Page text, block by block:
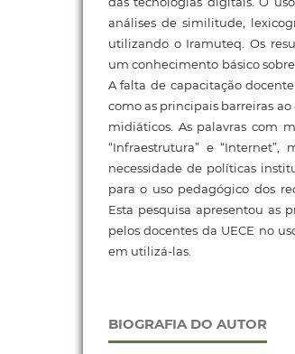
análises de similitude,
utilizando o Iramuteq. Os
um conhecimento básico
A falta de capacitação
como as principais barreiras
midiáticos. As palavras com
“Infraestrutura” e
necessidade de políticas
para o uso pedagógico dos
Esta pesquisa apresentou as
pelos docentes da UECE no
em utilizá-las.
BIOGRAFIA DO AUTOR